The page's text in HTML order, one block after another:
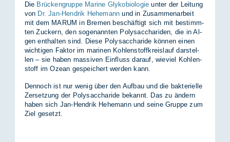
Die Brückengruppe Marine Glykobiologie un­ter der Lei­tung
von Dr. Jan-Hendrik Hehemann und in Zu­sam­men­ar­beit
mit dem MA­RUM in Bre­men be­schäf­tigt sich mit be­stimm­
ten Zu­ckern, den so­ge­nann­ten Po­ly­sac­cha­ri­den, die in Al­
gen ent­hal­ten sind. Die­se Po­ly­sac­cha­ri­de kön­nen ei­nen
wich­ti­gen Fak­tor im ma­ri­nen Koh­len­stoff­kreis­lauf dar­stel­
len – sie ha­ben mas­si­ven Ein­fluss dar­auf, wie­viel Koh­len­
stoff im Oze­an ge­spei­chert wer­den kann.
Den­noch ist nur we­nig über den Auf­bau und die bak­te­ri­el­le
Zer­set­zung der Po­ly­sac­cha­ri­de be­kannt. Das zu än­dern
ha­ben sich Jan-Hen­drik Hehe­mann und sei­ne Grup­pe zum
Ziel ge­setzt.